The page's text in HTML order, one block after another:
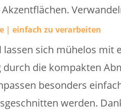
| einfach zu verarbeiten
sich mühelos mit
durch die kompakten
besonders
werden.